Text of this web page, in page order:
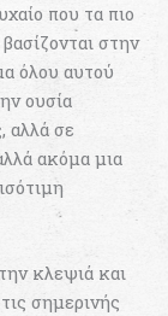
που τα πιο
στην
όλου αυτού
ουσία
αλλά σε
ακόμα μια
κλεψιά και
σημερινής